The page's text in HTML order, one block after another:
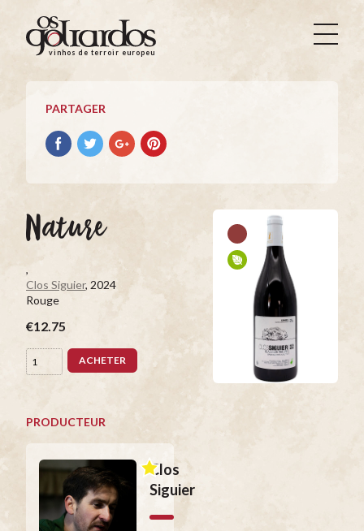
Os
Goliardos
Vinhos
Terroir
Europeus
vinhos de terroir europeus
PARTAGER
Partager
avec
Partager
avec
Partager
avec
Partager
avec
Nature
,
Clos Siguier, 2024
Rouge
€12.75
ACHETER
PRODUCTEUR
Clos
Siguier